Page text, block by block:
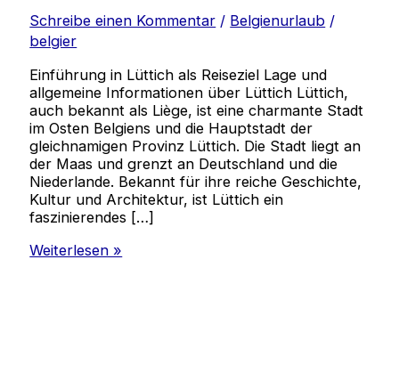
Schreibe einen Kommentar / Belgienurlaub /
belgier
Einführung in Lüttich als Reiseziel Lage und
allgemeine Informationen über Lüttich Lüttich,
auch bekannt als Liège, ist eine charmante Stadt
im Osten Belgiens und die Hauptstadt der
gleichnamigen Provinz Lüttich. Die Stadt liegt an
der Maas und grenzt an Deutschland und die
Niederlande. Bekannt für ihre reiche Geschichte,
Kultur und Architektur, ist Lüttich ein
faszinierendes […]
Entdecke
Weiterlesen »